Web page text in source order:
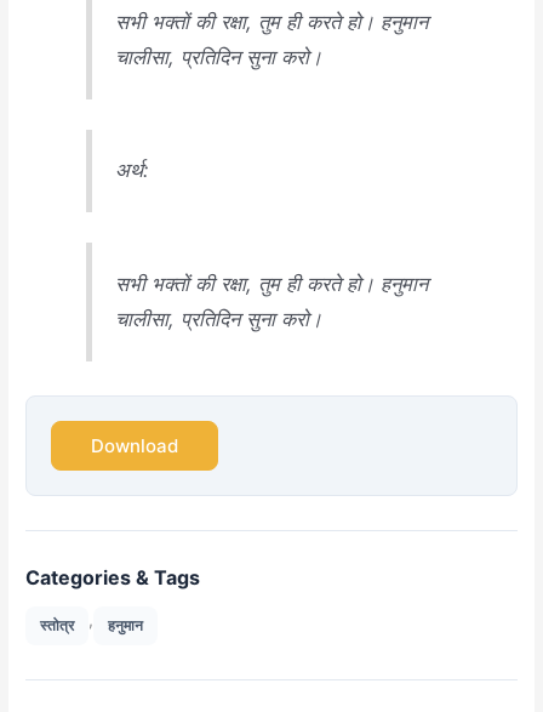
सभी भक्तों की रक्षा, तुम ही करते हो। हनुमान
चालीसा, प्रतिदिन सुना करो।
अर्थ:
सभी भक्तों की रक्षा, तुम ही करते हो। हनुमान
चालीसा, प्रतिदिन सुना करो।
Download
Categories & Tags
स्तोत्र , हनुमान